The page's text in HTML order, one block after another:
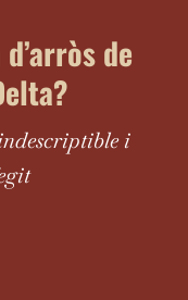
de
i